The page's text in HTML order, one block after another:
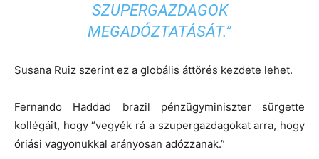
SZUPERGAZDAGOK
MEGADÓZTATÁSÁT.”
Susana Ruiz szerint ez a globális áttörés kezdete lehet.
Fernando Haddad brazil pénzügyminiszter sürgette
kollégáit, hogy “vegyék rá a szupergazdagokat arra, hogy
óriási vagyonukkal arányosan adózzanak.”